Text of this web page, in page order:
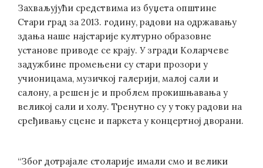
Захваљујући средствима из буџета општине
Стари град за 2013. годину, радови на одржавању
здања наше најстарије културно образовне
установе приводе се крају. У згради Коларчеве
задужбине промењени су стари прозори у
учионицама, музичкој галерији, малој сали и
салону, а решен је и проблем прокишњавања у
великој сали и холу. Тренутно су у току радови на
сређивању сцене и паркета у концертној дворани.
“Због дотрајале столарије имали смо и велики